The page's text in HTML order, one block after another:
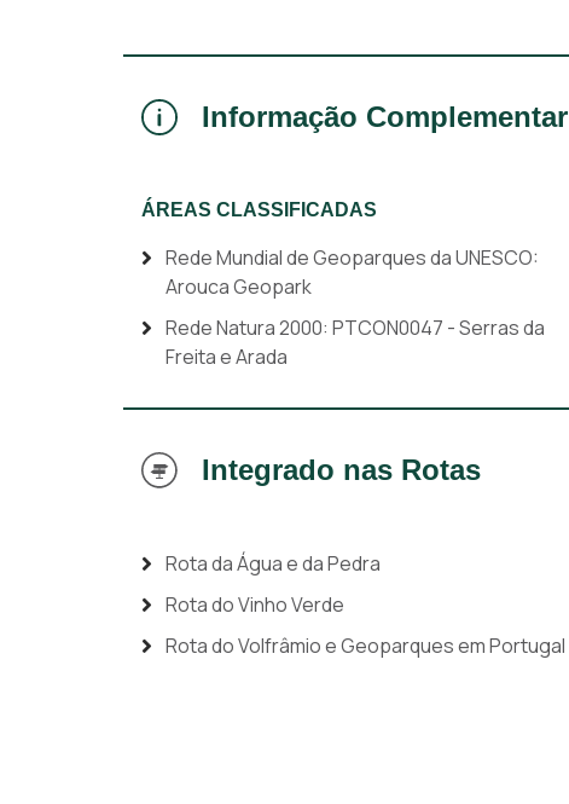
Informação Complementar
ÁREAS CLASSIFICADAS
Rede Mundial de Geoparques da UNESCO:
Arouca Geopark
Rede Natura 2000: PTCON0047 - Serras da
Freita e Arada
Integrado nas Rotas
Rota da Água e da Pedra
Rota do Vinho Verde
Rota do Volfrâmio e Geoparques em Portugal